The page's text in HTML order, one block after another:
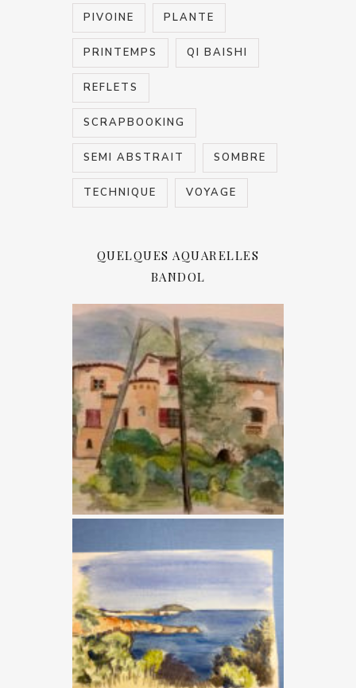
PIVOINE PLANTE
PRINTEMPS QI BAISHI
REFLETS
SCRAPBOOKING
SEMI ABSTRAIT SOMBRE
TECHNIQUE VOYAGE
QUELQUES AQUARELLES
BANDOL